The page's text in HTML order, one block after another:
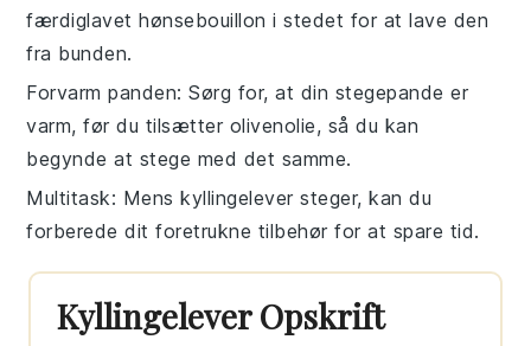
færdiglavethønsebouillon i stedet for at lave den
fra bunden.
Forvarm panden: Sørg for, at din stegepande er
varm, før du tilsætter olivenolie, så du kan
begynde at stege med det samme.
Multitask: Menskyllingelever steger, kan du
forberede dit foretrukne tilbehør for at spare tid.
Kyllingelever Opskrift